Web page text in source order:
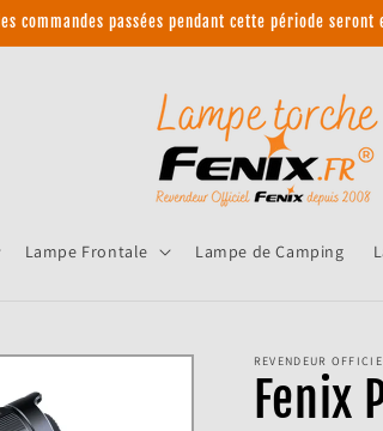
passées pendant cette période
Lampe Frontale Lampe de Camping
REVENDEUR
Fenix